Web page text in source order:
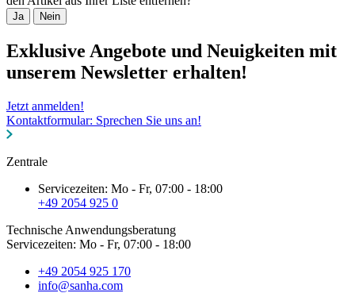
Ja Nein
Exklusive Angebote und Neuigkeiten mit
unserem Newsletter erhalten!
Jetzt anmelden!
Kontaktformular: Sprechen Sie uns an!
Zentrale
Servicezeiten: Mo - Fr, 07:00 - 18:00
+49 2054 925 0
Technische Anwendungsberatung
Servicezeiten: Mo - Fr, 07:00 - 18:00
+49 2054 925 170
info@sanha.com